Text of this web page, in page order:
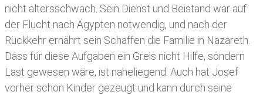
nicht altersschwach. Sein Dienst und Beistand war auf
der Flucht nach Ägypten notwendig, und nach der
Rückkehr ernährt sein Schaffen die Familie in Nazareth.
Dass für diese Aufgaben ein Greis nicht Hilfe, sondern
Last gewesen wäre, ist naheliegend. Auch hat Josef
vorher schon Kinder gezeugt und kann durch seine